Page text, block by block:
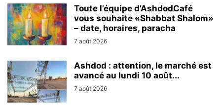
Toute l’équipe d’AshdodCafé
vous souhaite «Shabbat Shalom»
– date, horaires, paracha
7 août 2026
Ashdod : attention, le marché est
avancé au lundi 10 août...
7 août 2026